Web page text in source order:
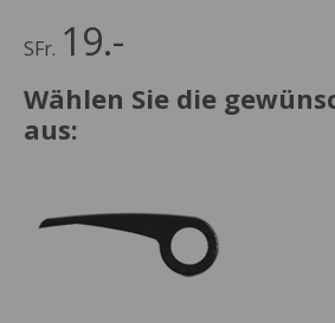
SFr. 19.-
Wählen Sie die
aus: